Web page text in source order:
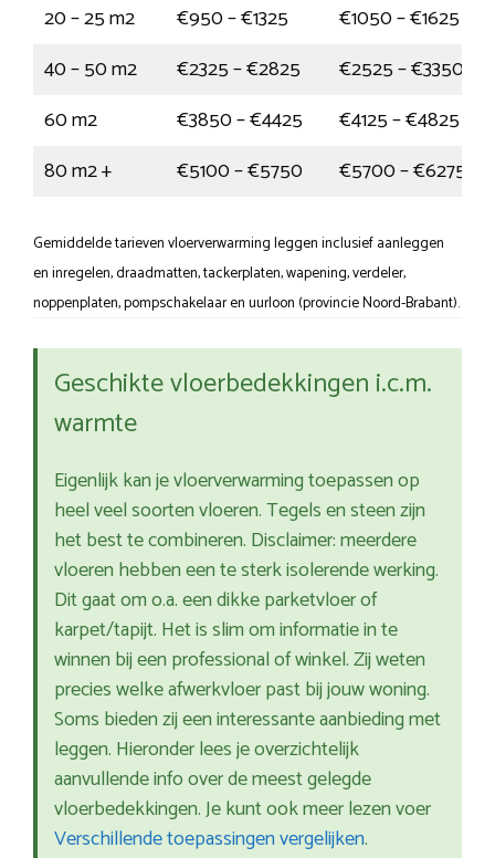
20 – 25 m2
€950 – €1325
€1050 – €1625
40 – 50 m2
€2325 – €2825
€2525 – €3350
60 m2
€3850 – €4425
€4125 – €4825
80 m2 +
€5100 – €5750 €5700 – €6275
Gemiddelde tarieven vloerverwarming leggen inclusief aanleggen
en inregelen, draadmatten, tackerplaten, wapening, verdeler,
noppenplaten, pompschakelaar en uurloon (provincie Noord-Brabant).
Geschikte vloerbedekkingen i.c.m.
warmte
Eigenlijk kan je vloerverwarming toepassen op
heel veel soorten vloeren. Tegels en steen zijn
het best te combineren. Disclaimer: meerdere
vloeren hebben een te sterk isolerende werking.
Dit gaat om o.a. een dikke parketvloer of
karpet/tapijt. Het is slim om informatie in te
winnen bij een professional of winkel. Zij weten
precies welke afwerkvloer past bij jouw woning.
Soms bieden zij een interessante aanbieding met
leggen. Hieronder lees je overzichtelijk
aanvullende info over de meest gelegde
vloerbedekkingen. Je kunt ook meer lezen voer
Verschillende toepassingen vergelijken.